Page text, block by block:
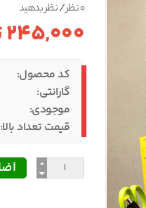
0 نظر /نظر بدهید
245,000 تومان
کد محصول:
گارانتی:
موجودی:
قیمت تعداد بالا: